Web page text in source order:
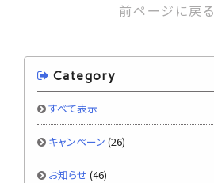
前ページに戻る
Category
すべて表示
キャンペーン (26)
お知らせ (46)